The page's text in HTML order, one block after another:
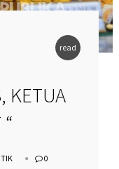
read
KETUA
0